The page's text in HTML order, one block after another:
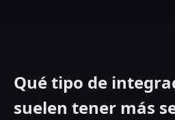
Qué tipo de
suelen tener más